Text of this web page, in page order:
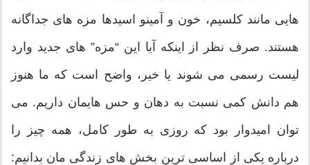
هایی مانند کلسیم، خون و آمینو اسیدها مزه های جداگانه
هستند. صرف نظر از اینکه آیا این “مزه” های جدید وارد
لیست رسمی می شوند یا خیر، واضح است که ما هنوز
هم دانش کمی نسبت به دهان و حس هایمان داریم. می
توان امیدوار بود که روزی به طور کامل، همه چیز را
درباره یکی از اساسی ترین بخش های زندگی مان بدانیم: